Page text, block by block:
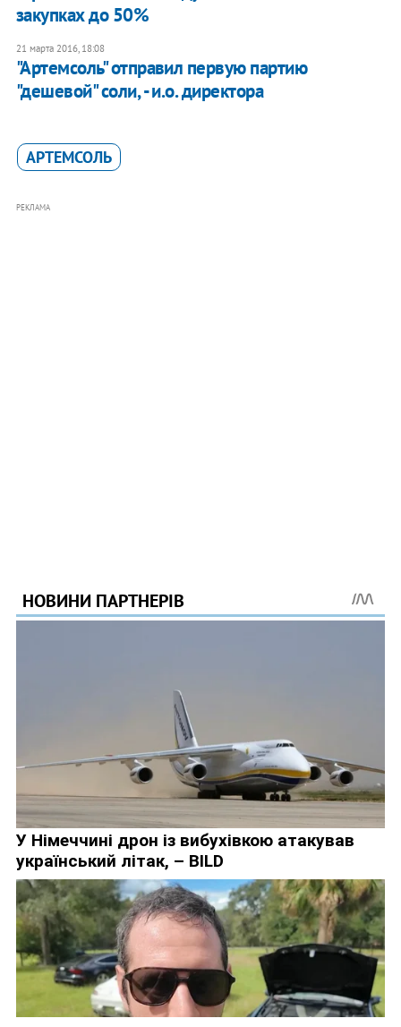
закупках до 50%
21 марта 2016, 18:08
"Артемсоль" отправил первую партию
"дешевой" соли, - и.о. директора
АРТЕМСОЛЬ
РЕКЛАМА